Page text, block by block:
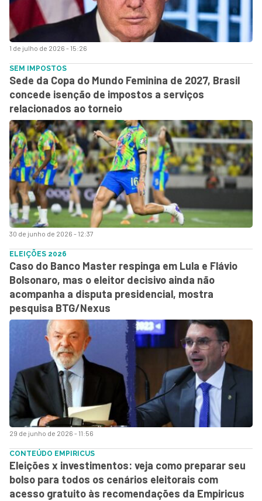
1 de julho de 2026 - 15:26
30 de junho de 2026 - 12:37
SEM IMPOSTOS
Sede da Copa do Mundo Feminina de 2027, Brasil
concede isenção de impostos a serviços
relacionados ao torneio
29 de junho de 2026 - 11:56
ELEIÇÕES 2026
Caso do Banco Master respinga em Lula e Flávio
Bolsonaro, mas o eleitor decisivo ainda não
acompanha a disputa presidencial, mostra
pesquisa BTG/Nexus
CONTEÚDO EMPIRICUS
Eleições x investimentos: veja como preparar seu
bolso para todos os cenários eleitorais com
acesso gratuito às recomendações da Empiricus